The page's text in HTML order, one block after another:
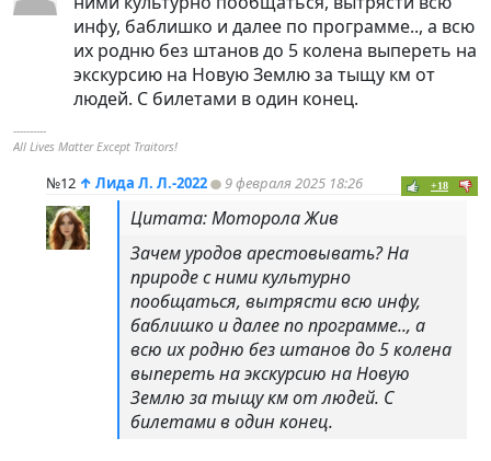
инфу, баблишко и далее по программе.., а всю
их родню без штанов до 5 колена выпереть на
экскурсию на Новую Землю за тыщу км от
людей. С билетами в один конец.
----------
All Lives Matter Except Traitors!
№12 ↑ Лида Л. Л.-2022 9 февраля 2025 18:26 +18
Цитата: Моторола Жив
Зачем уродов арестовывать? На
природе с ними культурно
пообщаться, вытрясти всю инфу,
баблишко и далее по программе.., а
всю их родню без штанов до 5 колена
выпереть на экскурсию на Новую
Землю за тыщу км от людей. С
билетами в один конец.